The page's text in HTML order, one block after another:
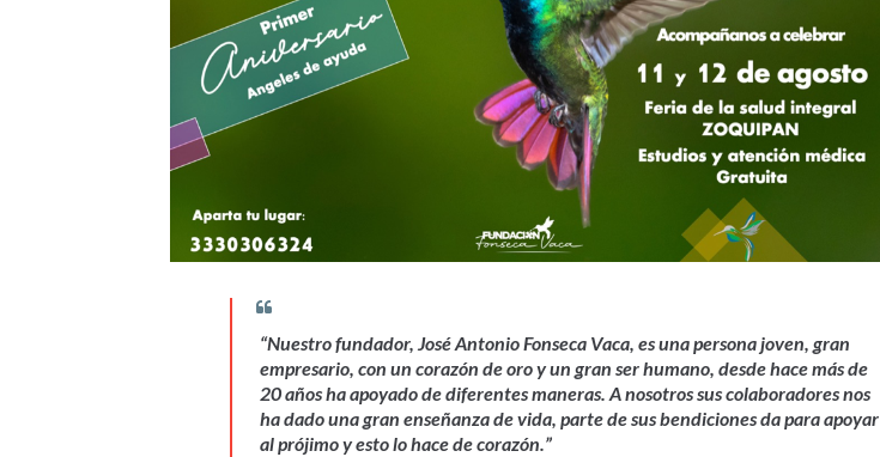
“Nuestro fundador, José Antonio Fonseca Vaca, es una persona joven, gran
empresario, con un corazón de oro y un gran ser humano, desde hace más de
20 años ha apoyado de diferentes maneras. A nosotros sus colaboradores nos
ha dado una gran enseñanza de vida, parte de sus bendiciones da para apoyar
al prójimo y esto lo hace de corazón.”